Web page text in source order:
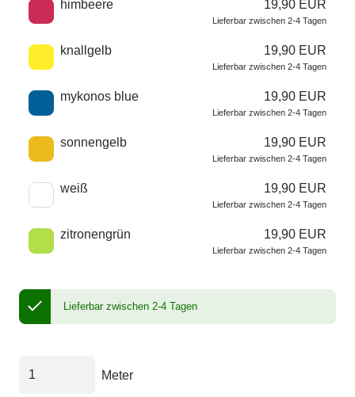
himbeere 19,90 EUR
Lieferbar zwischen 2-4 Tagen
knallgelb 19,90 EUR
Lieferbar zwischen 2-4 Tagen
mykonos blue 19,90 EUR
Lieferbar zwischen 2-4 Tagen
sonnengelb 19,90 EUR
Lieferbar zwischen 2-4 Tagen
weiß 19,90 EUR
Lieferbar zwischen 2-4 Tagen
zitronengrün 19,90 EUR
Lieferbar zwischen 2-4 Tagen
Lieferbar zwischen 2-4 Tagen
Meter